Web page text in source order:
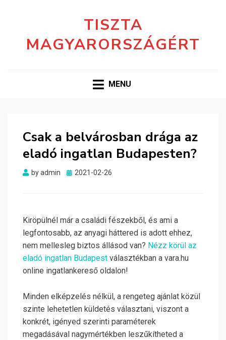
TISZTA
MAGYARORSZÁGÉRT
MENU
Csak a belvárosban drága az
eladó ingatlan Budapesten?
byadmin
Posted
2021-02-26
Kiröpülnél már a családi fészekből, és ami a
legfontosabb, az anyagi háttered is adott ehhez,
nem mellesleg biztos állásod van? Nézz körül az
eladó ingatlan Budapest választékban a vara.hu
online ingatlankereső oldalon!
Minden elképzelés nélkül, a rengeteg ajánlat közül
szinte lehetetlen küldetés választani, viszont a
konkrét, igényed szerinti paraméterek
megadásával nagymértékben leszűkítheted a